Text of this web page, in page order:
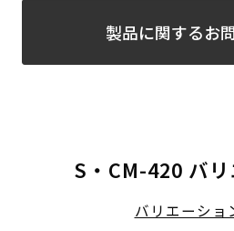
製品に関するお
S・CM-420 バ
バリエーショ